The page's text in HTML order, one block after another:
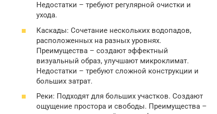
Недостатки – требуют регулярной очистки и
ухода.
Каскады: Сочетание нескольких водопадов,
расположенных на разных уровнях.
Преимущества – создают эффектный
визуальный образ, улучшают микроклимат.
Недостатки – требуют сложной конструкции и
больших затрат.
Реки: Подходят для больших участков. Создают
ощущение простора и свободы. Преимущества –